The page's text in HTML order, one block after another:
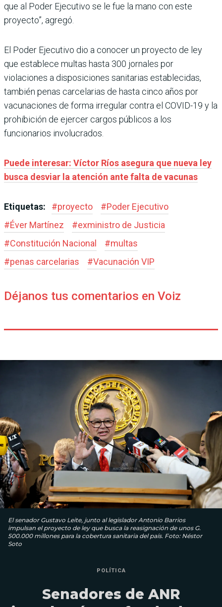
que al Poder Ejecutivo se le fue la mano con este
proyecto”, agregó.
El Poder Ejecutivo dio a conocer un proyecto de ley
que establece multas hasta 300 jornales por
violaciones a disposiciones sanitarias establecidas,
también penas carcelarias de hasta cinco años por
vacunaciones de forma irregular contra el COVID-19 y la
prohibición de ejercer cargos públicos a los
funcionarios involucrados.
Puede interesar: Víctor Ríos asegura que nueva ley
busca desviar la atención ante falta de vacunas
Etiquetas: #proyecto #Poder Ejecutivo
#Éver Martínez #exministro de Justicia
#Constitución Nacional #multas
#penas carcelarias #Vacunación VIP
Déjanos tus comentarios en Voiz
El senador Gustavo Leite, junto al legislador Antonio Barrios
impulsan el proyecto de ley que busca la reasignación de unos G.
500.000 millones para la cobertura sanitaria del país. Foto: Néstor
Soto
POLÍTICA
Senadores de ANR